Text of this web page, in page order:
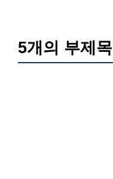
5개의 부제목